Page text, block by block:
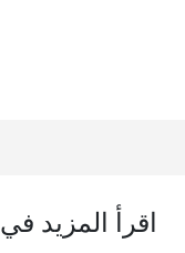
اقرأ المزيد في